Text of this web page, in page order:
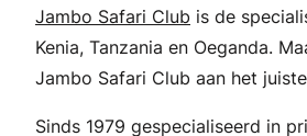
Jambo Safari Club is de
Kenia, Tanzania en Oeganda.
Jambo Safari Club aan het
Sinds 1979 gespecialiseerd in